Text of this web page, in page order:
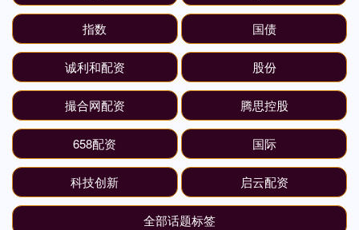
指数 国债
诚利和配资 股份
撮合网配资 腾思控股
658配资 国际
科技创新 启云配资
全部话题标签